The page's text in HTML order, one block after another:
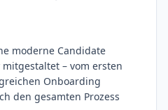
moderne Candidate
– vom ersten
Onboarding
den gesamten Prozess